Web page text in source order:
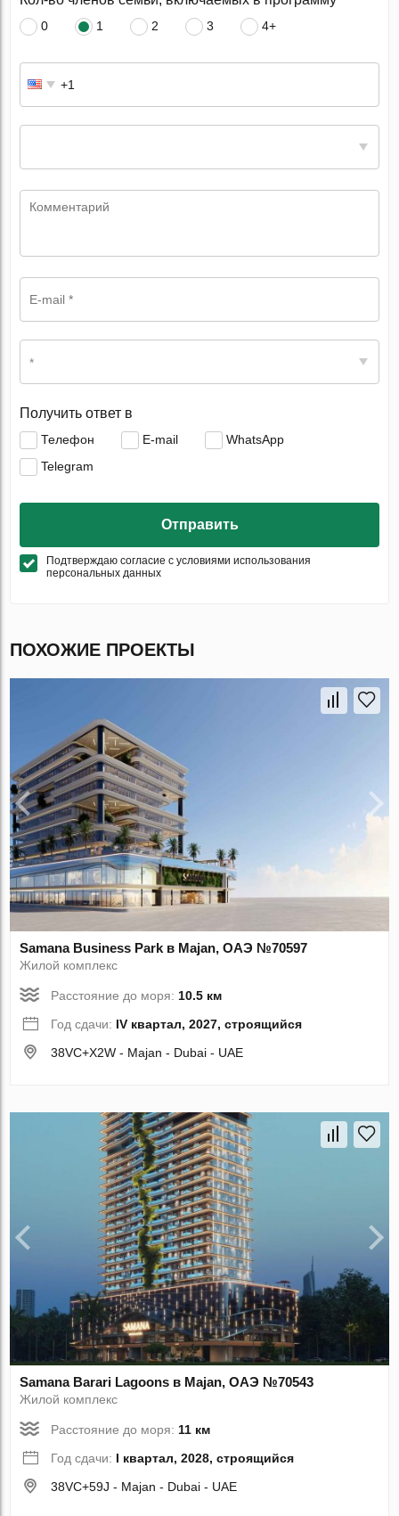
0 1 2 3 4+
*
Получить ответ в
Телефон E-mail
WhatsApp
Telegram
Отправить
Подтверждаю согласие с условиями использования
персональных данных
ПОХОЖИЕ ПРОЕКТЫ
Samana Business Park в Majan, ОАЭ №70597
Жилой комплекс
Расстояние до моря:10.5 км
Год сдачи: IV квартал, 2027, строящийся
38VC+X2W - Majan - Dubai - UAE
Samana Barari Lagoons в Majan, ОАЭ №70543
Жилой комплекс
Расстояние до моря: 11 км
Год сдачи: I квартал, 2028, строящийся
38VC+59J - Majan - Dubai - UAE